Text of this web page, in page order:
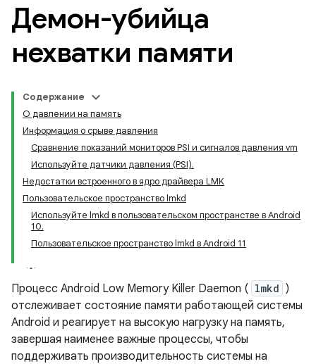
Демон-убийца
нехватки памяти
Содержание
О давлении на память
Информация о срыве давления
Сравнение показаний мониторов PSI и сигналов давления vm
Используйте датчики давления (PSI).
Недостатки встроенного в ядро ​​драйвера LMK
Пользовательское пространство lmkd
Используйте lmkd в пользовательском пространстве в Android
10.
Пользовательское пространство lmkd в Android 11
Процесс Android Low Memory Killer Daemon ( lmkd )
отслеживает состояние памяти работающей системы
Android и реагирует на высокую нагрузку на память,
завершая наименее важные процессы, чтобы
поддерживать производительность системы на